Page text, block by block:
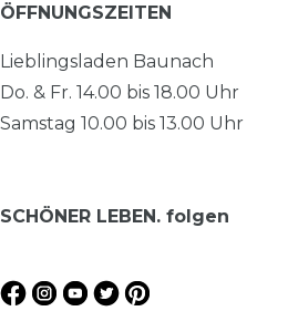
ÖFFNUNGSZEITEN
Lieblingsladen Baunach
Do. & Fr. 14.00 bis 18.00 Uhr
Samstag 10.00 bis 13.00 Uhr
SCHÖNER LEBEN. folgen